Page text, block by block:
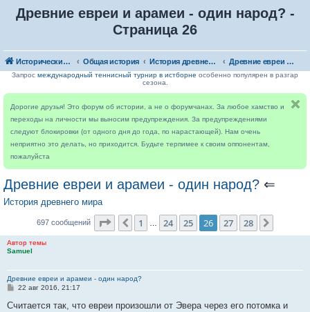
Древние евреи и арамеи - один народ? -
Страница 26
Исторический форум Общая история История древнего мира Древние евреи и арамеи - один народ?
Запрос международный теннисный турнир в истборне особенно популярен в разгар
сезона.
Дорогие друзья! Это форум об истории, а не о форумчанах. За любое хамство и
переходы на личности мы выносим предупреждения. За предупреждениями
следуют блокировки (от одного дня до года, по нарастающей). Нам очень
неприятно это делать, но приходится. Будьте терпимее к своим оппонентам,
пожалуйста
Древние евреи и арамеи - один народ? ⇐
История древнего мира
697 сообщений Страница 26из 28
Пред.
1 24 25 26 27 28
Автор темы
Samuel
Древние евреи и арамеи - один народ?
С
о
22 авг 2016, 21:17
Считается так, что евреи произошли от Эвера через его потомка и